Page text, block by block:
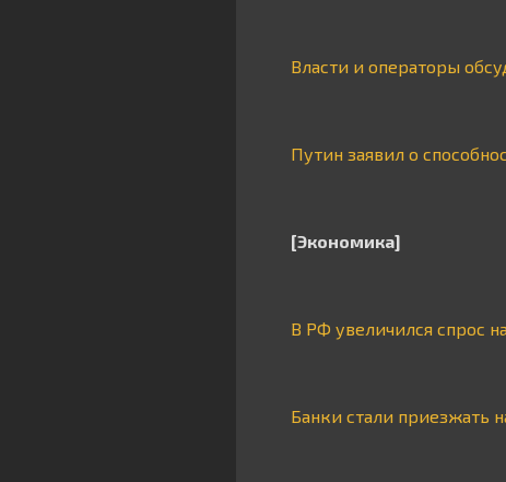
Власти и операторы
Путин заявил о
[Экономика]
В РФ увеличился спрос
Банки стали приезжать